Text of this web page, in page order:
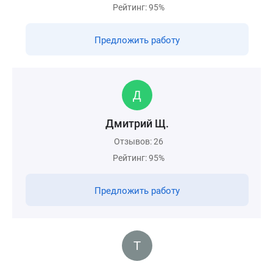
Рейтинг: 95%
Предложить работу
Дмитрий Щ.
Отзывов: 26
Рейтинг: 95%
Предложить работу